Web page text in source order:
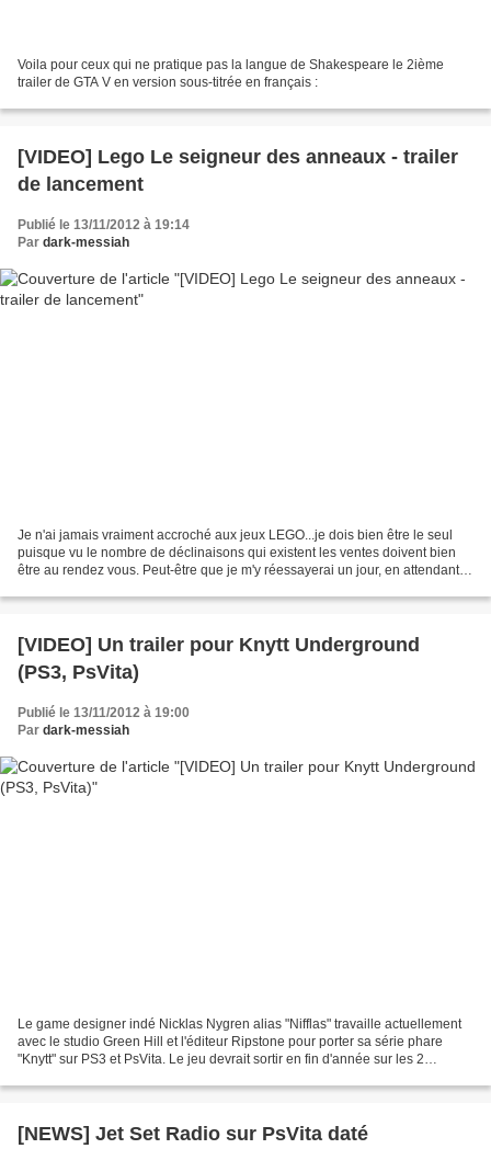
Voila pour ceux qui ne pratique pas la langue de Shakespeare le 2ième
trailer de GTA V en version sous-titrée en français :
[VIDEO] Lego Le seigneur des anneaux - trailer
de lancement
Publié le 13/11/2012 à 19:14
Par dark-messiah
Je n'ai jamais vraiment accroché aux jeux LEGO...je dois bien être le seul
puisque vu le nombre de déclinaisons qui existent les ventes doivent bien
être au rendez vous. Peut-être que je m'y réessayerai un jour, en attendant
[VIDEO] Un trailer pour Knytt Underground
(PS3, PsVita)
Publié le 13/11/2012 à 19:00
Par dark-messiah
Le game designer indé Nicklas Nygren alias "Nifflas" travaille actuellement
avec le studio Green Hill et l'éditeur Ripstone pour porter sa série phare
"Knytt" sur PS3 et PsVita. Le jeu devrait sortir en fin d'année sur les 2
[NEWS] Jet Set Radio sur PsVita daté